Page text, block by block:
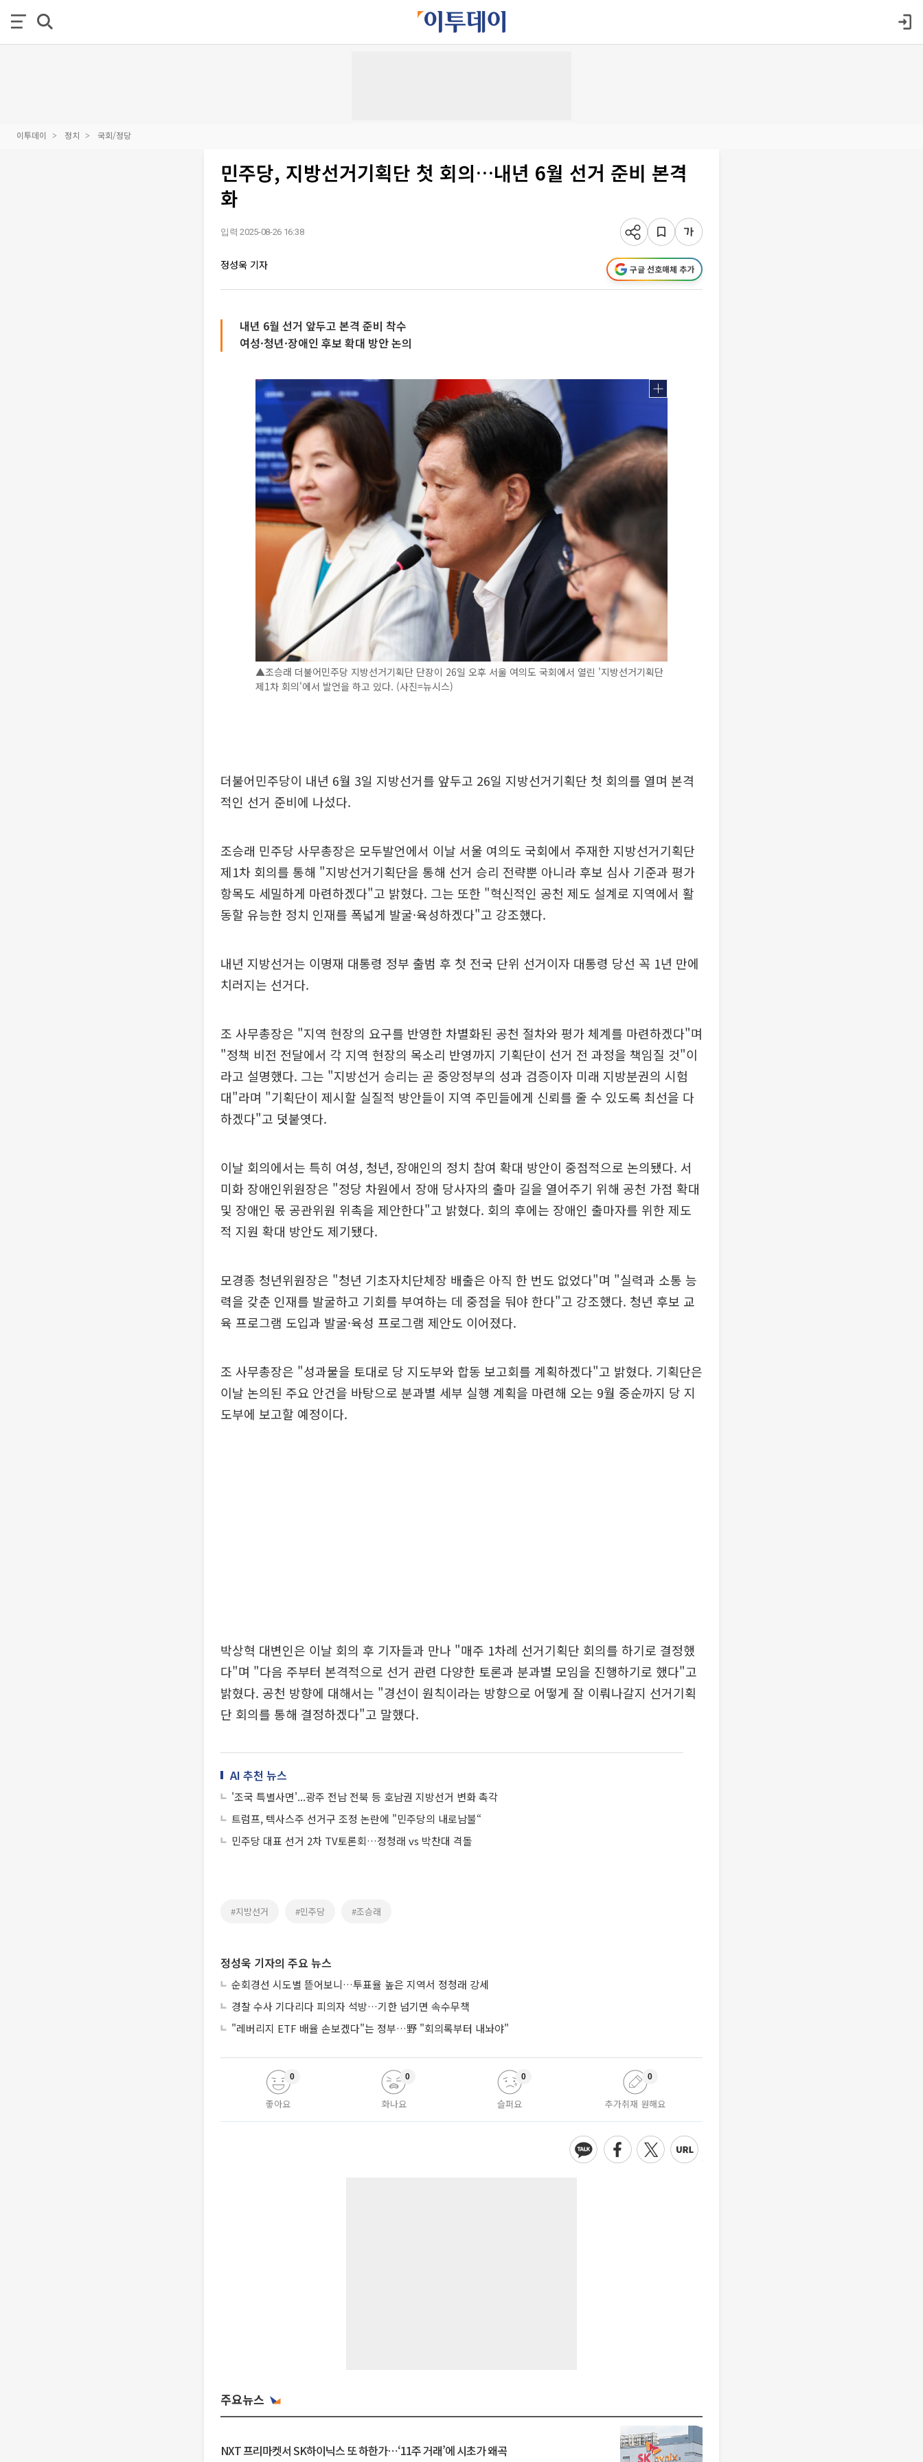
이투데이 정치 국회/정당
민주당, 지방선거기획단 첫 회의…내년 6월 선거 준비 본격
화
입력 2025-08-26 16:38
정성욱 기자 구글 선호매체 추가
내년 6월 선거 앞두고 본격 준비 착수
여성·청년·장애인 후보 확대 방안 논의
▲조승래 더불어민주당 지방선거기획단 단장이 26일 오후 서울 여의도 국회에서 열린 '지방선거기획단
제1차 회의'에서 발언을 하고 있다. (사진=뉴시스)
더불어민주당이 내년 6월 3일 지방선거를 앞두고 26일 지방선거기획단 첫 회의를 열며 본격
적인 선거 준비에 나섰다.
조승래 민주당 사무총장은 모두발언에서 이날 서울 여의도 국회에서 주재한 지방선거기획단
제1차 회의를 통해 "지방선거기획단을 통해 선거 승리 전략뿐 아니라 후보 심사 기준과 평가
항목도 세밀하게 마련하겠다"고 밝혔다. 그는 또한 "혁신적인 공천 제도 설계로 지역에서 활
동할 유능한 정치 인재를 폭넓게 발굴·육성하겠다"고 강조했다.
내년 지방선거는 이명재 대통령 정부 출범 후 첫 전국 단위 선거이자 대통령 당선 꼭 1년 만에
치러지는 선거다.
조 사무총장은 "지역 현장의 요구를 반영한 차별화된 공천 절차와 평가 체계를 마련하겠다"며
"정책 비전 전달에서 각 지역 현장의 목소리 반영까지 기획단이 선거 전 과정을 책임질 것"이
라고 설명했다. 그는 "지방선거 승리는 곧 중앙정부의 성과 검증이자 미래 지방분권의 시험
대"라며 "기획단이 제시할 실질적 방안들이 지역 주민들에게 신뢰를 줄 수 있도록 최선을 다
하겠다"고 덧붙엿다.
이날 회의에서는 특히 여성, 청년, 장애인의 정치 참여 확대 방안이 중점적으로 논의됐다. 서
미화 장애인위원장은 "정당 차원에서 장애 당사자의 출마 길을 열어주기 위해 공천 가점 확대
및 장애인 몫 공관위원 위촉을 제안한다"고 밝혔다. 회의 후에는 장애인 출마자를 위한 제도
적 지원 확대 방안도 제기됐다.
모경종 청년위원장은 "청년 기초자치단체장 배출은 아직 한 번도 없었다"며 "실력과 소통 능
력을 갖춘 인재를 발굴하고 기회를 부여하는 데 중점을 둬야 한다"고 강조했다. 청년 후보 교
육 프로그램 도입과 발굴·육성 프로그램 제안도 이어졌다.
조 사무총장은 "성과물을 토대로 당 지도부와 합동 보고회를 계획하겠다"고 밝혔다. 기획단은
이날 논의된 주요 안건을 바탕으로 분과별 세부 실행 계획을 마련해 오는 9월 중순까지 당 지
도부에 보고할 예정이다.
박상혁 대변인은 이날 회의 후 기자들과 만나 "매주 1차례 선거기획단 회의를 하기로 결정했
다"며 "다음 주부터 본격적으로 선거 관련 다양한 토론과 분과별 모임을 진행하기로 했다"고
밝혔다. 공천 방향에 대해서는 "경선이 원칙이라는 방향으로 어떻게 잘 이뤄나갈지 선거기획
단 회의를 통해 결정하겠다"고 말했다.
AI 추천 뉴스
'조국 특별사면'...광주 전남 전북 등 호남권 지방선거 변화 촉각
트럼프, 텍사스주 선거구 조정 논란에 "민주당의 내로남불“
민주당 대표 선거 2차 TV토론회…정청래 vs 박찬대 격돌
#지방선거 #민주당 #조승래
정성욱 기자의 주요 뉴스
순회경선 시도별 뜯어보니…투표율 높은 지역서 정청래 강세
경찰 수사 기다리다 피의자 석방…기한 넘기면 속수무책
"레버리지 ETF 배율 손보겠다"는 정부…野 "회의록부터 내놔야"
좋아요
0
화나요
0
슬퍼요
0
추가취재 원해요
0
주요뉴스
NXT 프리마켓서 SK하이닉스 또 하한가⋯‘11주 거래’에 시초가 왜곡